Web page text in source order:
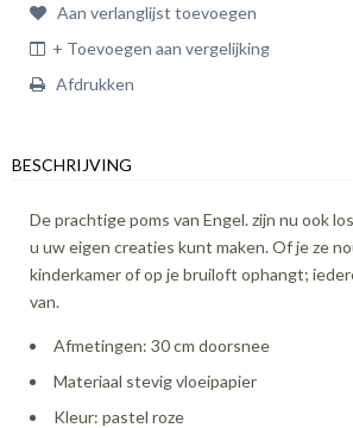
Aan verlanglijst toevoegen
+ Toevoegen aan vergelijking
Afdrukken
BESCHRIJVING
De prachtige poms van Engel. zijn nu ook
u uw eigen creaties kunt maken. Of je ze
kinderkamer of op je bruiloft ophangt;
van.
Afmetingen: 30 cm doorsnee
Materiaal stevig vloeipapier
Kleur: pastel roze